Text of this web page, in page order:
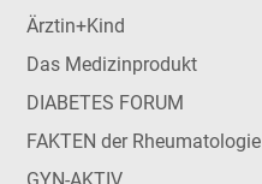
Ärztin+Kind
Das Medizinprodukt
DIABETES FORUM
FAKTEN der Rheumatologie
GYN-AKTIV